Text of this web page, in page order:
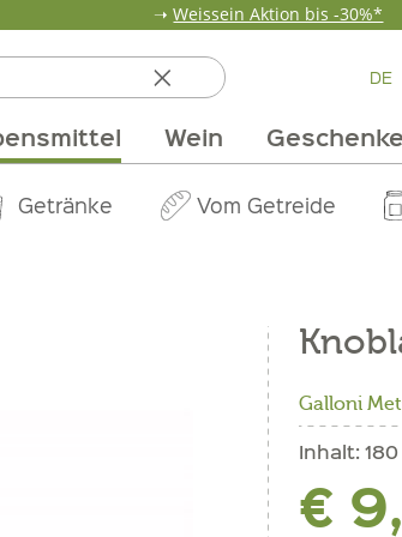
➝Weissein Aktion bis -30%*
DE
Wein Geschenke
Erdbeerzeit Wandern
Getränke Vom Getreide
Anlass Weinpakete
Verpackungen
& Öle Team Unsere Märkte
Galloni
Inhalt:
€